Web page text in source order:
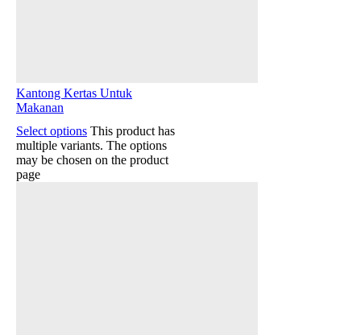
Kantong Kertas Untuk
Makanan
Select options This product has
multiple variants. The options
may be chosen on the product
page